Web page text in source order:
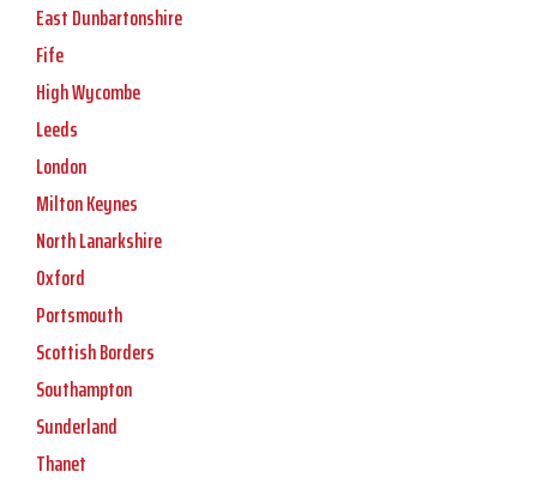
East Dunbartonshire
Fife
High Wycombe
Leeds
London
Milton Keynes
North Lanarkshire
Oxford
Portsmouth
Scottish Borders
Southampton
Sunderland
Thanet